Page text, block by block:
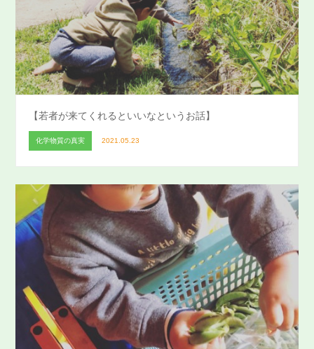
【若者が来てくれるといいなというお話】
化学物質の真実 2021.05.23